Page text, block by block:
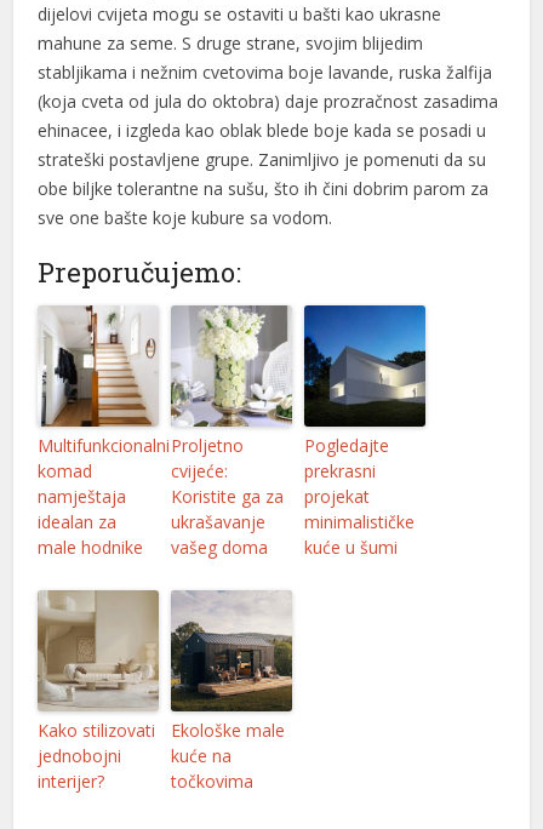
dijelovi cvijeta mogu se ostaviti u bašti kao ukrasne
mahune za seme. S druge strane, svojim blijedim
stabljikama i nežnim cvetovima boje lavande, ruska žalfija
(koja cveta od jula do oktobra) daje prozračnost zasadima
ehinacee, i izgleda kao oblak blede boje kada se posadi u
strateški postavljene grupe. Zanimljivo je pomenuti da su
obe biljke tolerantne na sušu, što ih čini dobrim parom za
sve one bašte koje kubure sa vodom.
Preporučujemo:
Multifunkcionalni
komad
namještaja
idealan za
male hodnike
Proljetno
cvijeće:
Koristite ga za
ukrašavanje
vašeg doma
Pogledajte
prekrasni
projekat
minimalističke
kuće u šumi
Kako stilizovati
jednobojni
interijer?
Ekološke male
kuće na
točkovima